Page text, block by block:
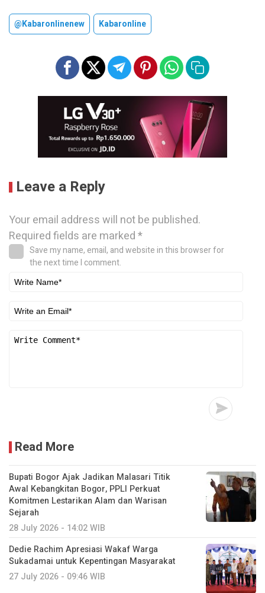
@kabaronlinenew Kabaronline
Leave a Reply
Your email address will not be published.
Required fields are marked*
Save my name, email, and website in this browser for
the next time I comment.
Read More
Bupati Bogor Ajak Jadikan Malasari Titik
Awal Kebangkitan Bogor, PPLI Perkuat
Komitmen Lestarikan Alam dan Warisan
Sejarah
28 July 2026 - 14:02 WIB
Dedie Rachim Apresiasi Wakaf Warga
Sukadamai untuk Kepentingan Masyarakat
27 July 2026 - 09:46 WIB